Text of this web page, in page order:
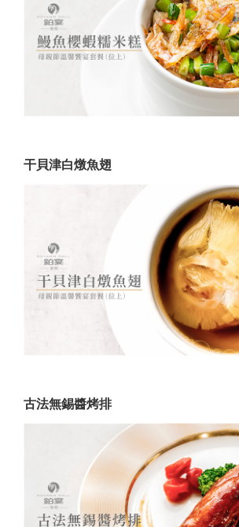
干貝津白燉魚翅
古法無錫醬烤排